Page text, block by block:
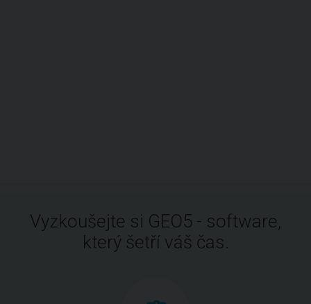
Vyzkoušejte si GEO5 - software,
který šetří váš čas.